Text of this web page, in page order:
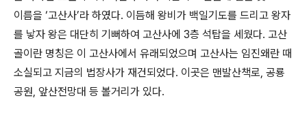
이름을 ‘고산사’라 하였다. 이듬해 왕비가 백일기도를 드리고 왕자
를 낳자 왕은 대단히 기뻐하여 고산사에 3층 석탑을 세웠다. 고산
골이란 명칭은 이 고산사에서 유래되었으며 고산사는 임진왜란 때
소실되고 지금의 법장사가 재건되었다. 이곳은 맨발산책로, 공룡
공원, 앞산전망대 등 볼거리가 있다.